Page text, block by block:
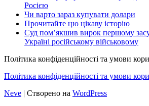
Росією
Чи варто зараз купувати долари
Прочитайте цю цікаву історію
Суд пом’якшив вирок першому
Україні російському військовому
Політика конфіденційності та умови
Політика конфіденційності та умови
Neve | Створено на WordPress